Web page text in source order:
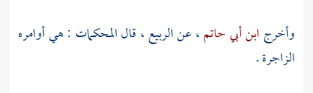
وأخرج ابن أبي حاتم، عنالربيع، قال المحكمات : هي أوامره
الزاجرة .